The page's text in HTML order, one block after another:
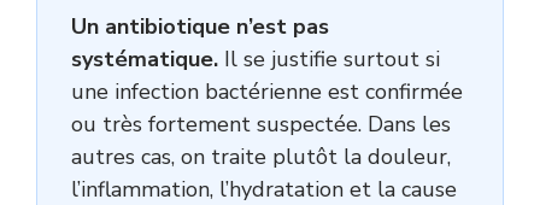
Un antibiotique n’est pas
systématique. Il se justifie surtout si
une infection bactérienne est confirmée
ou très fortement suspectée. Dans les
autres cas, on traite plutôt la douleur,
l’inflammation, l’hydratation et la cause